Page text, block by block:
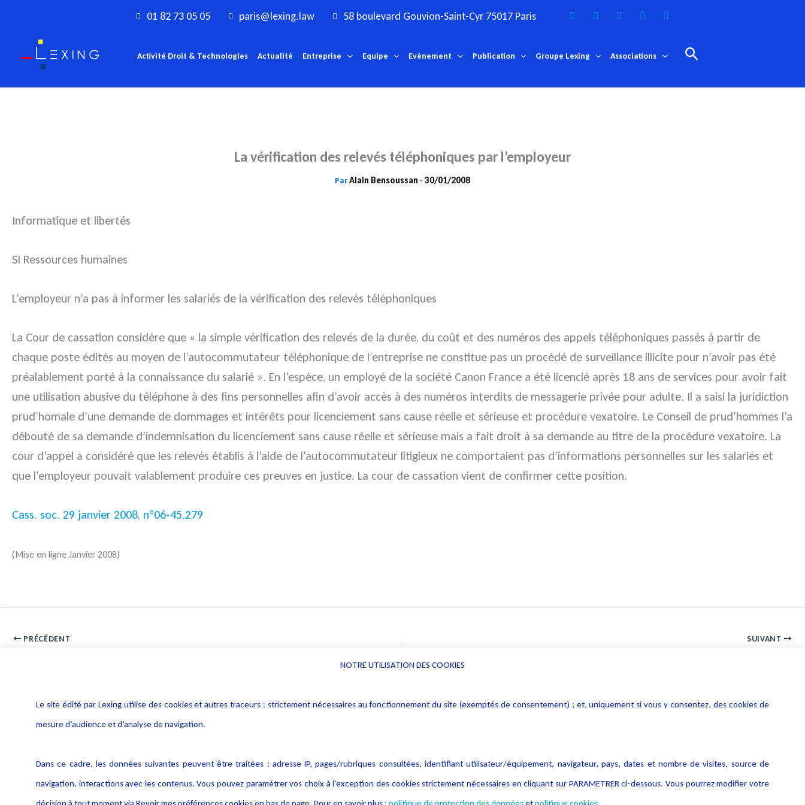
contenu
01 82 73 05 05 paris@lexing.law 58 boulevard Gouvion-Saint-Cyr 75017 Paris
Activité Droit & Technologies Actualité Entreprise Equipe Evènement Publication Groupe Lexing Associations Rechercher
La vérification des relevés téléphoniques par l’employeur
ParAlain Bensoussan - 30/01/2008
Informatique et libertés
SI Ressources humaines
L’employeur n’a pas à informer les salariés de la vérification des relevés téléphoniques
La Cour de cassation considère que « la simple vérification des relevés de la durée, du coût et des numéros des appels téléphoniques passés à partir de
chaque poste édités au moyen de l’autocommutateur téléphonique de l’entreprise ne constitue pas un procédé de surveillance illicite pour n’avoir pas été
préalablement porté à la connaissance du salarié ». En l’espèce, un employé de la société Canon France a été licencié après 18 ans de services pour avoir fait
une utilisation abusive du téléphone à des fins personnelles afin d’avoir accès à des numéros interdits de messagerie privée pour adulte. Il a saisi la juridiction
prud’homale d’une demande de dommages et intérêts pour licenciement sans cause réelle et sérieuse et procédure vexatoire. Le Conseil de prud’hommes l’a
débouté de sa demande d’indemnisation du licenciement sans cause réelle et sérieuse mais a fait droit à sa demande au titre de la procédure vexatoire. La
cour d’appel a considéré que les relevés établis à l’aide de l’autocommutateur litigieux ne comportaient pas d’informations personnelles sur les salariés et
que l’employeur pouvait valablement produire ces preuves en justice. La cour de cassation vient de confirmer cette position.
Cass. soc. 29 janvier 2008, n°06-45.279
(Mise en ligne Janvier 2008)
PRÉCÉDENT SUIVANT
données
NOTRE UTILISATION DES COOKIES
Le site édité par Lexing utilise des cookies et autres traceurs : strictement nécessaires au fonctionnement du site (exemptés de consentement) ; et, uniquement si vous y consentez, des cookies de
mesure d’audience et d’analyse de navigation.
Dans ce cadre, les données suivantes peuvent être traitées : adresse IP, pages/rubriques consultées, identifiant utilisateur/équipement, navigateur, pays, dates et nombre de visites, source de
navigation, interactions avec les contenus. Vous pouvez paramétrer vos choix à l’exception des cookies strictement nécessaires en cliquant sur PARAMETRER ci-dessous. Vous pourrez modifier votre